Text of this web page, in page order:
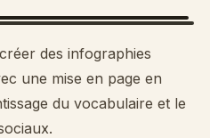
des infographies
une mise en page en
du vocabulaire et le